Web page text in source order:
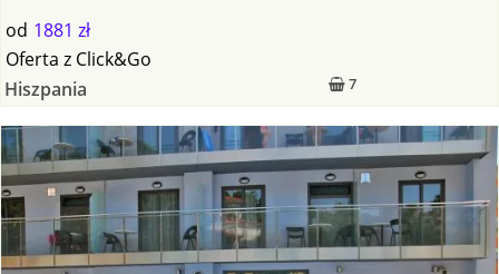
od 1881 zł
7
Oferta z Click&Go
Hiszpania